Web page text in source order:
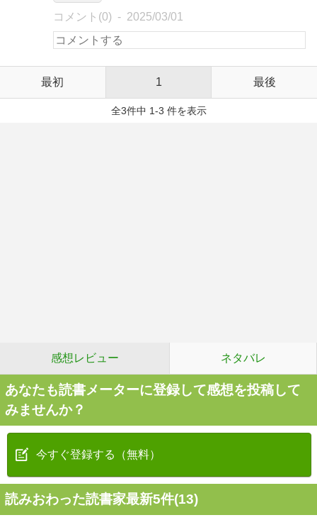
コメント(0) 2025/03/01
最初 1 最後
全3件中 1-3 件を表示
感想レビュー ネタバレ
あなたも読書メーターに登録して感想を投稿して
みませんか？
今すぐ登録する（無料）
読みおわった読書家最新5件(13)